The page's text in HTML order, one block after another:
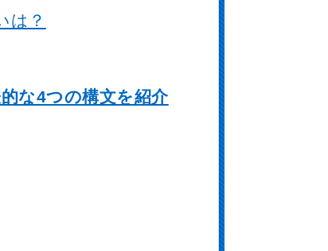
は？
な4つの構文を紹介